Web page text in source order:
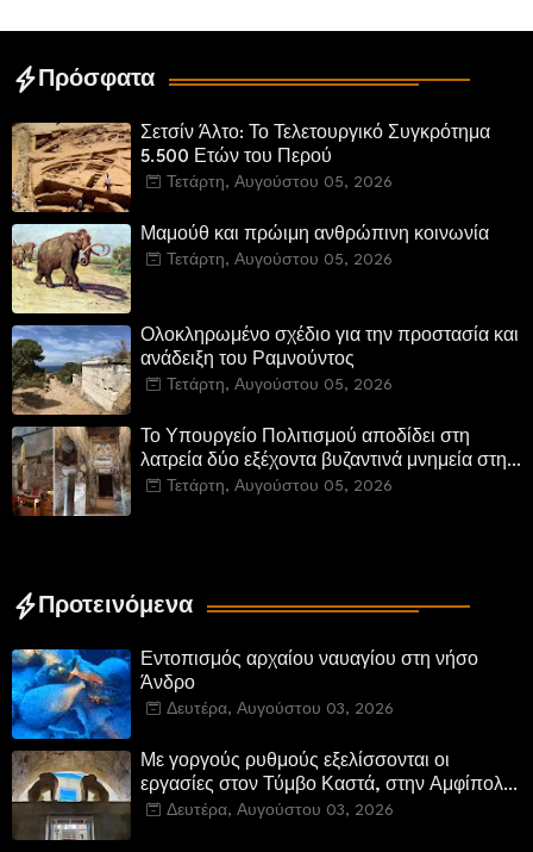
Πρόσφατα
Σετσίν Άλτο: Το Τελετουργικό Συγκρότημα
5.500 Ετών του Περού
Τετάρτη, Αυγούστου 05, 2026
Μαμούθ και πρώιμη ανθρώπινη κοινωνία
Τετάρτη, Αυγούστου 05, 2026
Ολοκληρωμένο σχέδιο για την προστασία και
ανάδειξη του Ραμνούντος
Τετάρτη, Αυγούστου 05, 2026
Το Υπουργείο Πολιτισμού αποδίδει στη
λατρεία δύο εξέχοντα βυζαντινά μνημεία στην
Καστοριά και έπεται το αποκαταστημένο
Τετάρτη, Αυγούστου 05, 2026
Προτεινόμενα
Εντοπισμός αρχαίου ναυαγίου στη νήσο
Άνδρο
Δευτέρα, Αυγούστου 03, 2026
Με γοργούς ρυθμούς εξελίσσονται οι
εργασίες στον Τύμβο Καστά, στην Αμφίπολη.
Αποδίδονται μνημεία της πόλης
Δευτέρα, Αυγούστου 03, 2026